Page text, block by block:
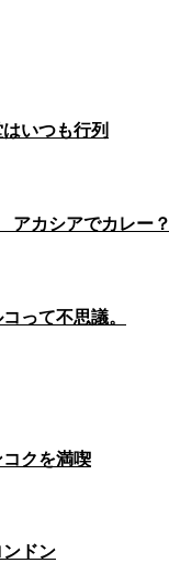
いつも行列
カシアでカレー？
って不思議。
クを満喫
ドン